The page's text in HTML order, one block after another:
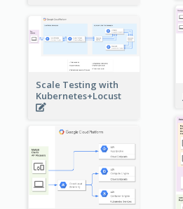
Scale Testing with
Kubernetes+Locust